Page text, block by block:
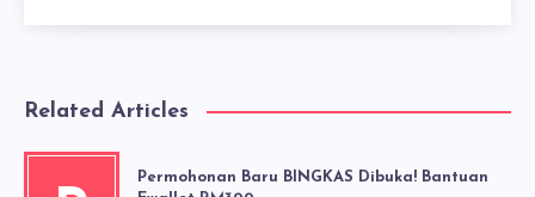
Related Articles
Permohonan Baru BINGKAS Dibuka! Bantuan